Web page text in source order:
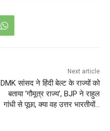
Next article
DMK सांसद ने हिंदी बेल्ट के राज्यों को
बताया ‘गौमूत्र राज्य’, BJP ने राहुल
गांधी से पूछा, क्या वह उत्तर भारतीयों…